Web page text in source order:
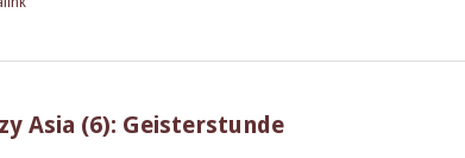
Asia (6): Geisterstunde